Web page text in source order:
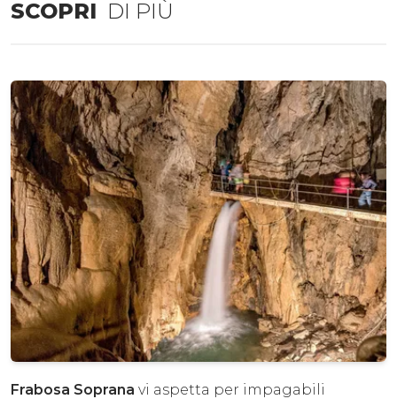
SCOPRI DI PIÙ
Frabosa Soprana vi aspetta per impagabili